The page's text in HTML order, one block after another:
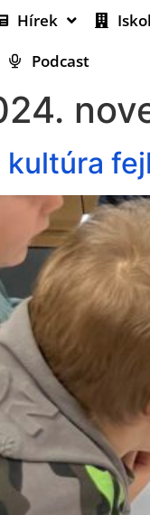
Hírek
Podcast
kultúra